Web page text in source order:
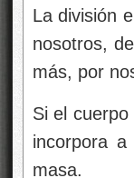
La división
nosotros,
más, por
Si el
incorpora
masa.